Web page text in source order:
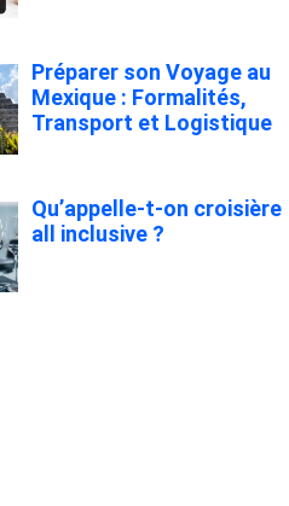
Préparer son Voyage au
Mexique : Formalités,
Transport et Logistique
Qu’appelle-t-on croisière
all inclusive ?